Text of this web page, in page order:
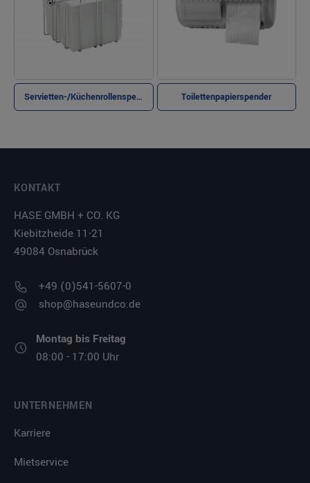
Servietten-/Küchenrollenspender Toilettenpapierspender
KONTAKT
HASE GMBH + CO. KG
Kiebitzheide 11-21
49084 Osnabrück
+49 (0)541-5607-0
shop@haseundco.de
Montag bis Freitag
08:00 - 17:00 Uhr
UNTERNEHMEN
Karriere
Mietservice